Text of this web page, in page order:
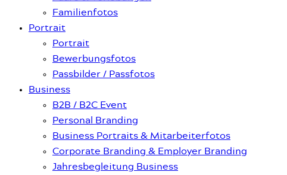
Familienfotos
Portrait
Portrait
Bewerbungsfotos
Passbilder / Passfotos
Business
B2B / B2C Event
Personal Branding
Business Portraits & Mitarbeiterfotos
Corporate Branding & Employer Branding
Jahresbegleitung Business